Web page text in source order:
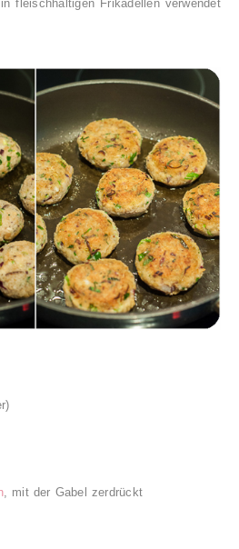
fleischhaltigen Frikadellen verwendet
, mit der Gabel zerdrückt